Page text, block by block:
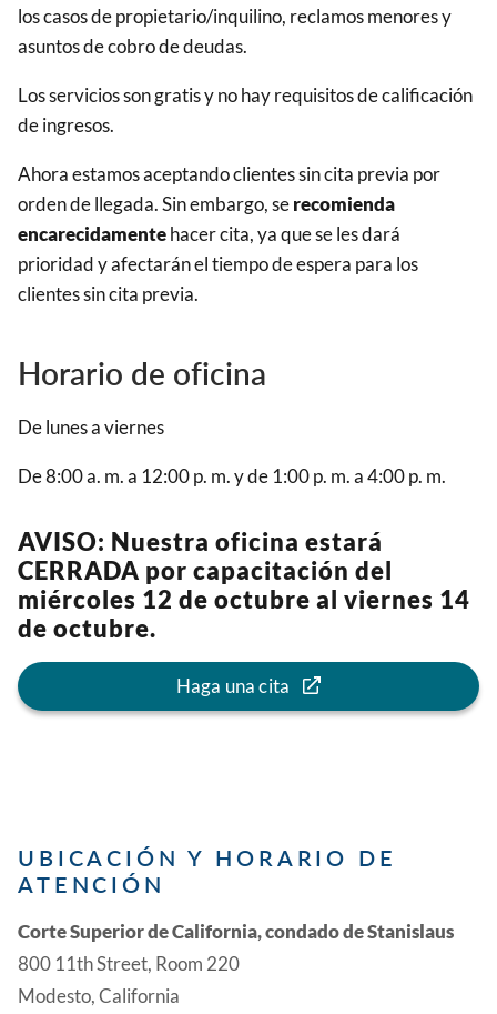
los casos de propietario/inquilino, reclamos menores y
asuntos de cobro de deudas.
Los servicios son gratis y no hay requisitos de calificación
de ingresos.
Ahora estamos aceptando clientes sin cita previa por
orden de llegada. Sin embargo, serecomienda
encarecidamentehacer cita, ya que se les dará
prioridad y afectarán el tiempo de espera para los
clientes sin cita previa.
Horario de oficina
De lunes a viernes
De 8:00 a. m. a 12:00 p. m. y de 1:00 p. m. a 4:00 p. m.
AVISO: Nuestra oficina estará
CERRADA por capacitación del
miércoles 12 de octubre al viernes 14
de octubre.
Haga una cita
UBICACIÓN Y HORARIO DE
ATENCIÓN
Corte Superior de California, condado de Stanislaus
800 11th Street, Room 220
Modesto, California